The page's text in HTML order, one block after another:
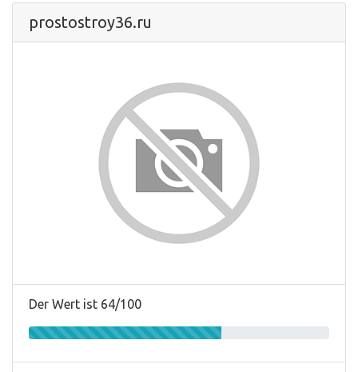
prostostroy36.ru
Der Wert ist 64/100